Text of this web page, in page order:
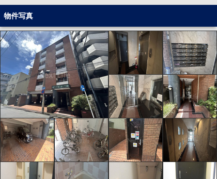
物件写真